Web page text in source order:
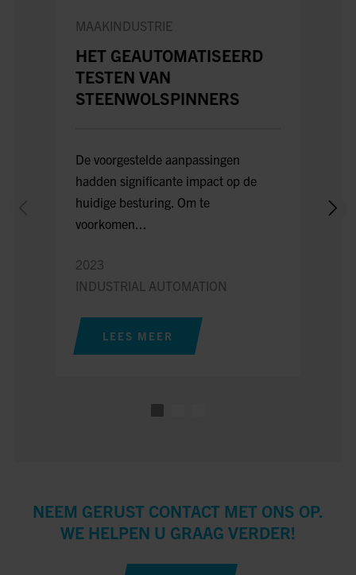
MAAKINDUSTRIE
HET GEAUTOMATISEERD
TESTEN VAN
STEENWOLSPINNERS
De voorgestelde aanpassingen
hadden significante impact op de
huidige besturing. Om te
voorkomen...
2023
INDUSTRIAL AUTOMATION
LEES MEER
NEEM GERUST CONTACT MET ONS OP.
WE HELPEN U GRAAG VERDER!